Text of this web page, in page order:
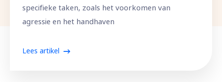
specifieke taken, zoals het voorkomen van
agressie en het handhaven
Lees artikel